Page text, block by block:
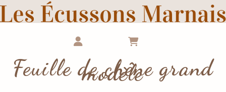
Feuille de chêne grand
modèle